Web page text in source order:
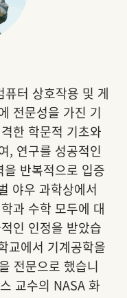
터 상호작용 및 게
전문성을 가진 기
한 학문적 기초와
, 연구를 성공적인
반복적으로 입증
야우 과학상에서
과 수학 모두에 대
인 인정을 받았습
교에서 기계공학을
전문으로 했습니
교수의 NASA 화